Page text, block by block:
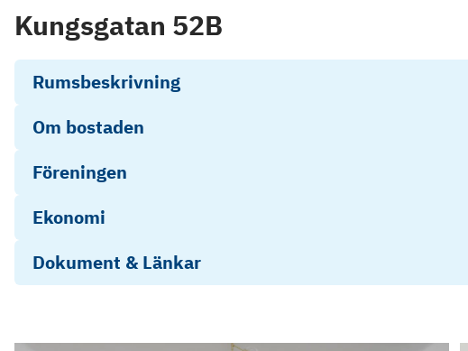
Kungsgatan 52B
Rumsbeskrivning
Om bostaden
Föreningen
Ekonomi
Dokument & Länkar